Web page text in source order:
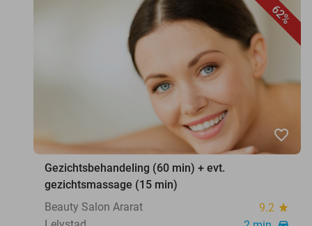
62%
favorite_border
Gezichtsbehandeling (60 min) + evt.
gezichtsmassage (15 min)
Beauty Salon Ararat
9.2 star